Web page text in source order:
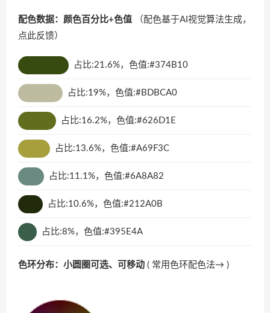
配色数据：颜色百分比+色值 （配色基于AI视觉算法生成，
点此反馈）
占比:21.6%，色值:#374B10
占比:19%，色值:#BDBCA0
占比:16.2%，色值:#626D1E
占比:13.6%，色值:#A69F3C
占比:11.1%，色值:#6A8A82
占比:10.6%，色值:#212A0B
占比:8%，色值:#395E4A
色环分布：小圆圈可选、可移动 ( 常用色环配色法→ )